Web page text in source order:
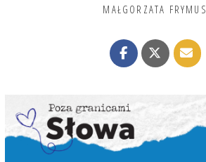
MAŁGORZATA FRYMUS